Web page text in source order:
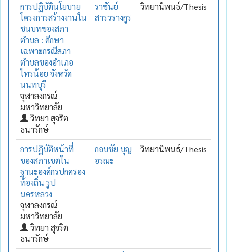
การปฏิบัตินโยบาย
โครงการสร้างงานใน
ชนบทของสภา
ตำบล : ศึกษา
เฉพาะกรณีสภา
ตำบลของอำเภอ
ไทรน้อย จังหวัด
นนทบุรี
จุฬาลงกรณ์
มหาวิทยาลัย
วิทยา สุจริต
ธนารักษ์
ราชันย์
สารวรางกูร
วิทยานิพนธ์/Thesis
การปฏิบัติหน้าที่
ของสภาเขตใน
ฐานะองค์กรปกครอง
ท้องถิ่น รูป
นครหลวง
จุฬาลงกรณ์
มหาวิทยาลัย
วิทยา สุจริต
ธนารักษ์
กอบชัย บุญ
อรณะ
วิทยานิพนธ์/Thesis